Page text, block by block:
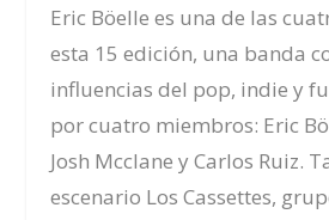
Eric Böelle es una de las
esta 15 edición, una banda
influencias del pop, indie y
por cuatro miembros: Eric
Josh Mcclane y Carlos Ruiz.
escenario Los Cassettes,